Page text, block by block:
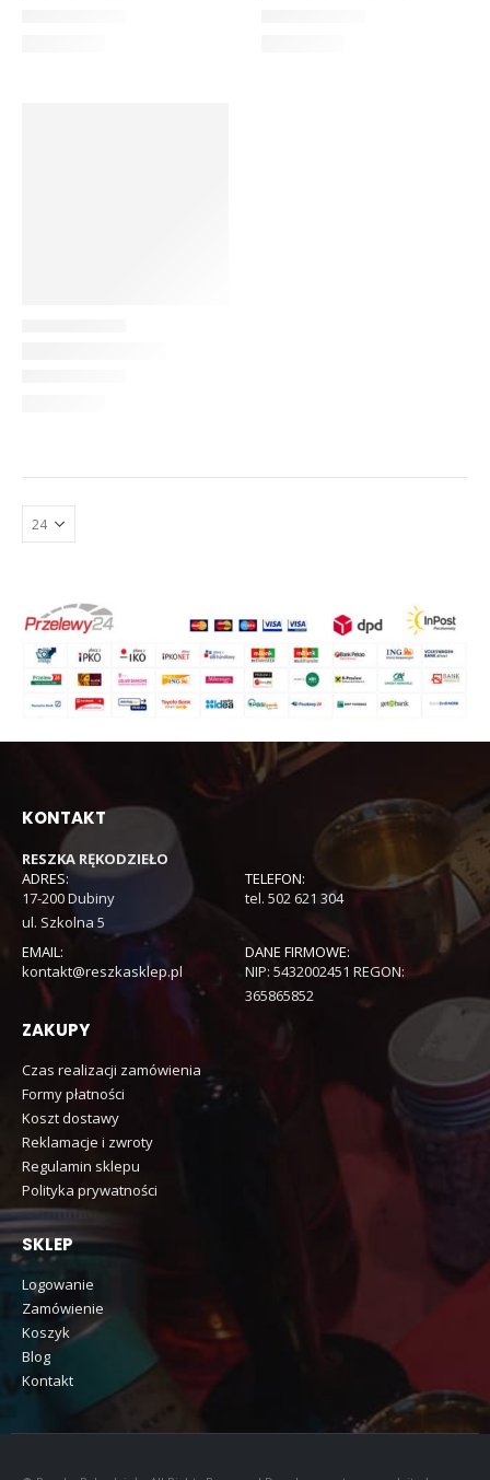
KONTAKT
RESZKA RĘKODZIEŁO
ADRES:
17-200 Dubiny
ul. Szkolna 5
TELEFON:
tel. 502 621 304
EMAIL:
kontakt@reszkasklep.pl
DANE FIRMOWE:
NIP: 5432002451 REGON:
365865852
ZAKUPY
Czas realizacji zamówienia
Formy płatności
Koszt dostawy
Reklamacje i zwroty
Regulamin sklepu
Polityka prywatności
SKLEP
Logowanie
Zamówienie
Koszyk
Blog
Kontakt